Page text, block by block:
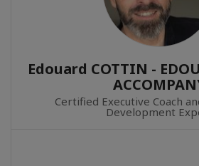
Edouard COTTIN -
Certified Executive Coach
Development